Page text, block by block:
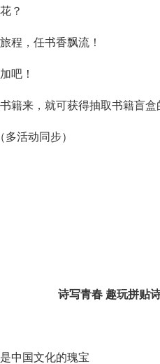
？
程，任书香飘流！
吧！
籍来，就可获得抽取书籍盲盒
活动同步）
诗写青春 趣玩拼贴
中国文化的瑰宝